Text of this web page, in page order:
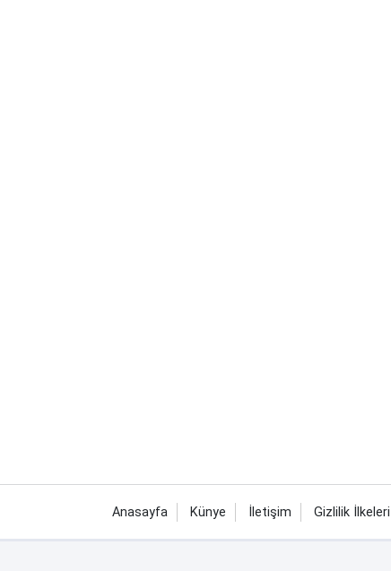
Anasayfa Künye İletişim Gizlilik İlkeleri